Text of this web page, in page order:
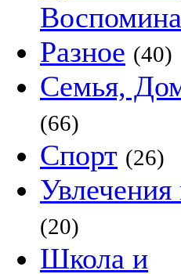
Разное (40)
Семья,
(66)
Спорт (26)
(20)
Школа и